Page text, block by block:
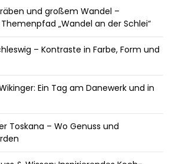
und großem Wandel –
„Wandel an der Schlei“
– Kontraste in Farbe, Form und
Ein Tag am Danewerk und in
Toskana – Wo Genuss und